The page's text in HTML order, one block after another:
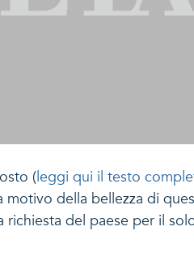
(leggi qui il testo
motivo della bellezza di
richiesta del paese per il